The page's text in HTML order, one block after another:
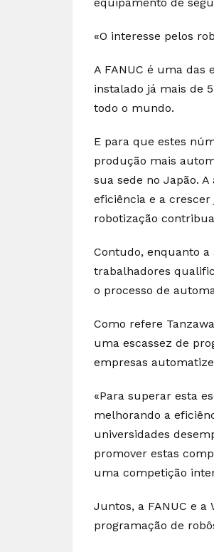
«O interesse pelos
A FANUC é uma
instalado já mais de
todo o mundo.
E para que estes
produção mais
sua sede no Japão.
eficiência e a
robotização
Contudo, enquanto
trabalhadores
o processo de
Como refere
uma escassez de
empresas
«Para superar esta
melhorando a
universidades
promover estas
uma competição
Juntos, a FANUC e
programação de